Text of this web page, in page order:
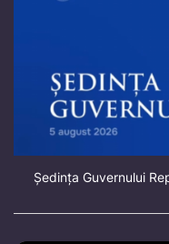
Ședința Guvernului